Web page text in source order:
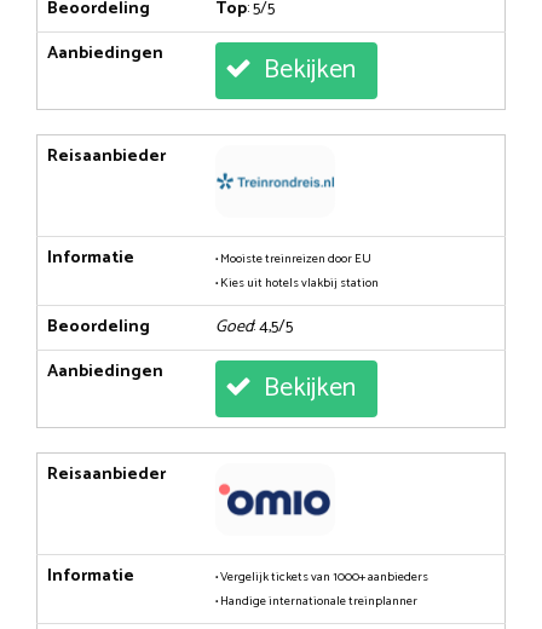
Beoordeling Top: 5/5
Aanbiedingen
Bekijken
Reisaanbieder
Informatie
• Mooiste treinreizen door EU
• Kies uit hotels vlakbij station
Beoordeling Goed: 4,5/5
Aanbiedingen
Bekijken
Reisaanbieder
Informatie
• Vergelijk tickets van 1000+ aanbieders
• Handige internationale treinplanner